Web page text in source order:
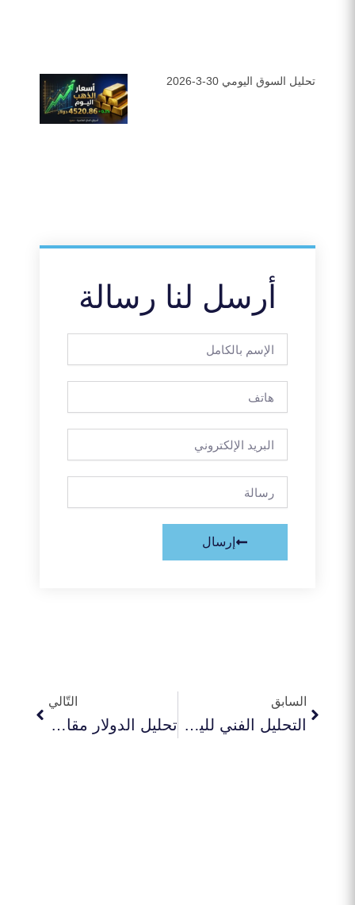
تحليل السوق اليومي 30-3-2026
أرسل لنا رسالة
بالكامل
الإلكتروني
إرسال
السابق
التحليل الفني لليورو مقابل الدولار | مستويات EURUSD اليوم-24-10-2025
التّالي
تحليل الدولار مقابل الين USDJPY – المستويات الفنية اليوم-24-10-2025